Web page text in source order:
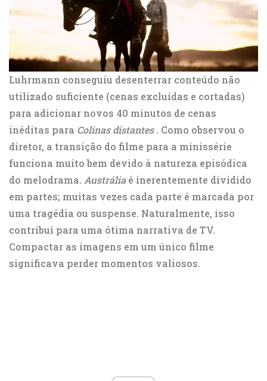
Luhrmann conseguiu desenterrar conteúdo não
utilizado suficiente (cenas excluídas e cortadas)
para adicionar novos 40 minutos de cenas
inéditas para Colinas distantes. Como observou o
diretor, a transição do filme para a minissérie
funciona muito bem devido à natureza episódica
do melodrama. Austrália é inerentemente dividido
em partes; muitas vezes cada parte é marcada por
uma tragédia ou suspense. Naturalmente, isso
contribui para uma ótima narrativa de TV.
Compactar as imagens em um único filme
significava perder momentos valiosos.